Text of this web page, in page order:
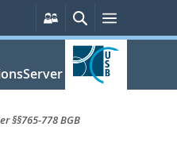
Persönliche
Services
SucheMenü
§§765-778 BGB